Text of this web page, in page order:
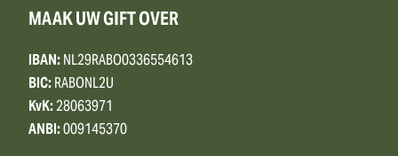
MAAK UW GIFT OVER
IBAN:NL29RABO0336554613
BIC:RABONL2U
KvK:28063971
ANBI:009145370